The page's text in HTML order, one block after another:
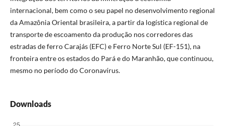
internacional, bem como o seu papel no desenvolvimento regional
da Amazônia Oriental brasileira, a partir da logística regional de
transporte de escoamento da produção nos corredores das
estradas de ferro Carajás (EFC) e Ferro Norte Sul (EF-151), na
fronteira entre os estados do Pará e do Maranhão, que continuou,
mesmo no período do Coronavírus.
Downloads